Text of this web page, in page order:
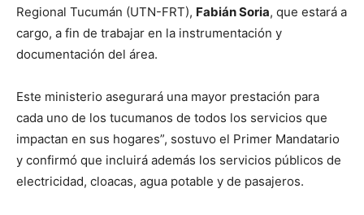
Regional Tucumán (UTN-FRT), Fabián Soria, que estará a
cargo, a fin de trabajar en la instrumentación y
documentación del área.
Este ministerio asegurará una mayor prestación para
cada uno de los tucumanos de todos los servicios que
impactan en sus hogares”, sostuvo el Primer Mandatario
y confirmó que incluirá además los servicios públicos de
electricidad, cloacas, agua potable y de pasajeros.